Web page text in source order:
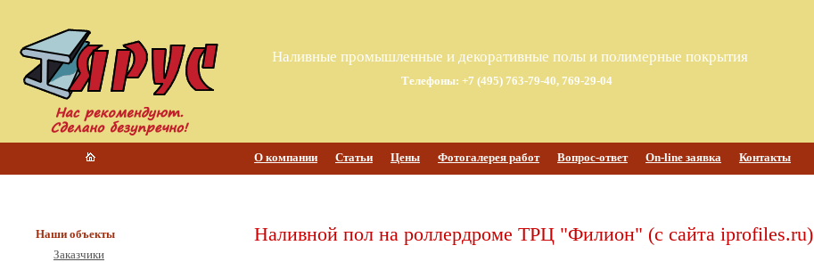
Наливные промышленные и декоративные полы и полимерные покрытия
Телефоны: +7 (495) 763-79-40, 769-29-04
О компании Статьи Цены Фотогалерея работ Вопрос-ответ On-line заявка Контакты
Наши объекты
Заказчики
Наливной пол на роллердроме ТРЦ "Филион" (с сайта iprofiles.ru)